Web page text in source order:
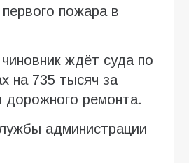
пожара в
ждёт суда по
на 735 тысяч за
дорожного ремонта.
администрации